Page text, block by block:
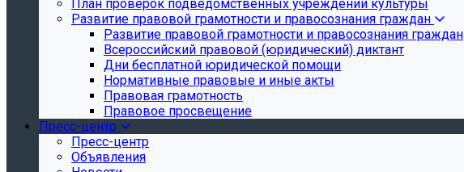
План проверок подведомственных учреждений культуры
Развитие правовой грамотности и правосознания граждан
Развитие правовой грамотности и правосознания граждан
Всероссийский правовой (юридический) диктант
Дни бесплатной юридической помощи
Нормативные правовые и иные акты
Правовая грамотность
Правовое просвещение
Пресс-центр
Пресс-центр
Объявления